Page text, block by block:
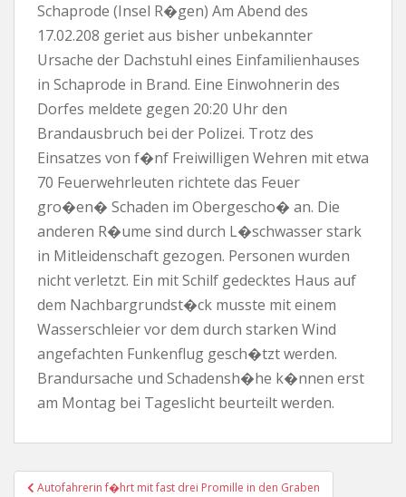
Schaprode (Insel R�gen) Am Abend des
17.02.208 geriet aus bisher unbekannter
Ursache der Dachstuhl eines Einfamilienhauses
in Schaprode in Brand. Eine Einwohnerin des
Dorfes meldete gegen 20:20 Uhr den
Brandausbruch bei der Polizei. Trotz des
Einsatzes von f�nf Freiwilligen Wehren mit etwa
70 Feuerwehrleuten richtete das Feuer
gro�en� Schaden im Obergescho� an. Die
anderen R�ume sind durch L�schwasser stark
in Mitleidenschaft gezogen. Personen wurden
nicht verletzt. Ein mit Schilf gedecktes Haus auf
dem Nachbargrundst�ck musste mit einem
Wasserschleier vor dem durch starken Wind
angefachten Funkenflug gesch�tzt werden.
Brandursache und Schadensh�he k�nnen erst
am Montag bei Tageslicht beurteilt werden.
Beitragsnavigation
Autofahrerin f�hrt mit fast drei Promille in den Graben